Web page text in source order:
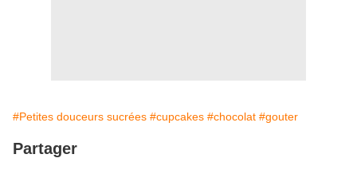
#Petites douceurs sucrées #cupcakes #chocolat #gouter
Partager